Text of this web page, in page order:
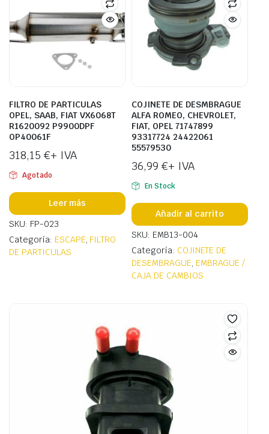
FILTRO DE PARTICULAS
OPEL, SAAB, FIAT VX6068T
R1620092 P9900DPF
OP40061F
318,15 €+ IVA
Agotado
Leer más
SKU: FP-023
Categoría: ESCAPE, FILTRO
DE PARTICULAS
COJINETE DE DESMBRAGUE
ALFA ROMEO, CHEVROLET,
FIAT, OPEL 71747899
93317724 24422061
55579530
36,99 €+ IVA
En Stock
Añadir al carrito
SKU: EMB13-004
Categoría: COJINETE DE
DESEMBRAGUE, EMBRAGUE /
CAJA DE CAMBIOS